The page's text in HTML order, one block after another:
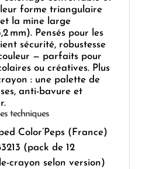
forme triangulaire
la mine large
mm). Pensés pour les
sécurité, robustesse
— parfaits pour
ou créatives. Plus
: une palette de
anti-bavure et
techniques
Color’Peps (France)
(pack de 12
crayon selon version)